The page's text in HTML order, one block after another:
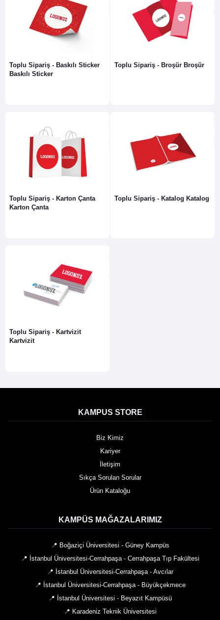
Toplu Sipariş - Baskılı Sticker
Baskılı Sticker
Toplu Sipariş - Broşür Broşür
Toplu Sipariş - Karton Çanta
Karton Çanta
Toplu Sipariş - Katalog Katalog
Toplu Sipariş - Kartvizit
Kartvizit
KAMPUS STORE
Biz Kimiz
Kariyer
İletişim
Sıkça Sorulan Sorular
Ürün Kataloğu
KAMPÜS MAĞAZALARIMIZ
📍 Boğaziçi Üniversitesi - Güney Kampüs
📍 İstanbul Üniversitesi-Cerrahpaşa - Cerrahpaşa Tıp Fakültesi
📍 İstanbul Üniversitesi-Cerrahpaşa - Avcılar
📍 İstanbul Üniversitesi-Cerrahpaşa - Büyükçekmece
📍 İstanbul Üniversitesi - Beyazıt Kampüsü
📍 Karadeniz Teknik Üniversitesi